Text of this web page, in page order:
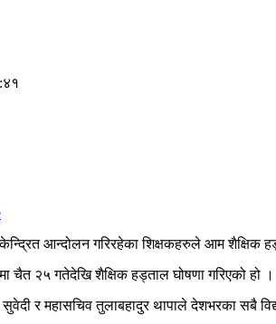
आन्दोलन गरिरहेका शिक्षकहरुले आम शैक्षिक
चैत २५ गतेदेखि शैक्षिक हड्ताल घोषणा गरिएको हो ।
सुवेदी र महासचिव तुलाबहादुर थापाले देशभरका सबै